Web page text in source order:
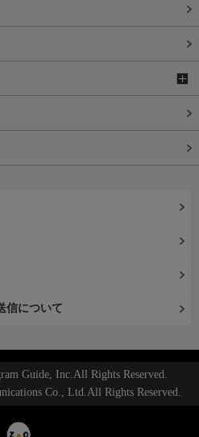
信について
Guide, Inc.All Rights Reserved.
Co., Ltd.All Rights Reserved.